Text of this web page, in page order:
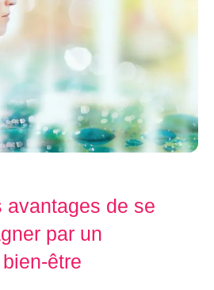
avantages de se
par un
être